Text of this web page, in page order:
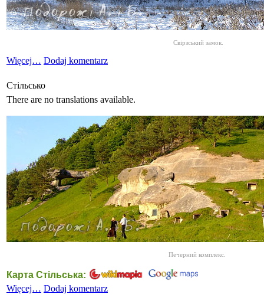
Свірзський замок.
Więcej… Dodaj komentarz
Стільсько
There are no translations available.
Печерний комплекс.
Карта Стільська:
Więcej… Dodaj komentarz